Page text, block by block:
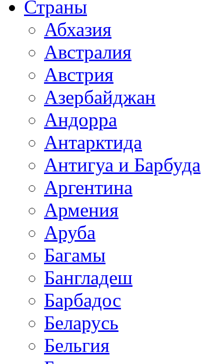
Страны
Абхазия
Австралия
Австрия
Азербайджан
Андорра
Антарктида
Антигуа и Барбуда
Аргентина
Армения
Аруба
Багамы
Бангладеш
Барбадос
Беларусь
Бельгия